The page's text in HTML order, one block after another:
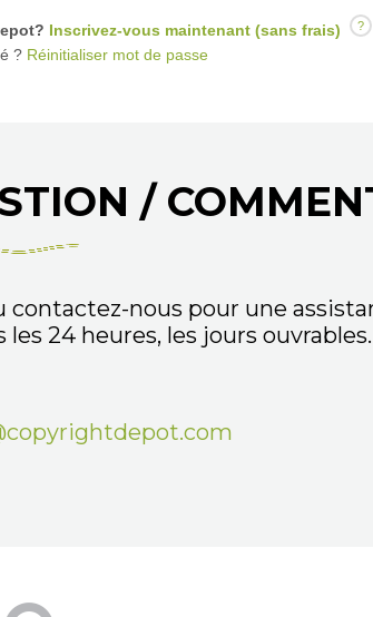
Inscrivez-vous maintenant (sans frais) ?
?Réinitialiser mot de passe
/
contactez-nous pour une
24 heures, les jours ouvrables.